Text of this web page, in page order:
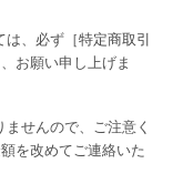
は、必ず［特定商取引
お願い申し上げま
せんので、ご注意く
を改めてご連絡いた